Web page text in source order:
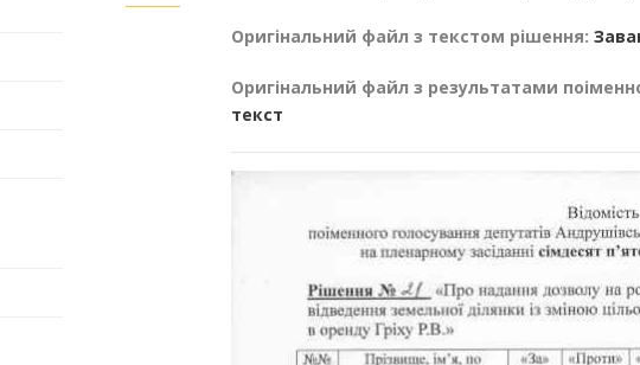
Оригінальний файл з текстом рішення:
Оригінальний файл з результатами
текст